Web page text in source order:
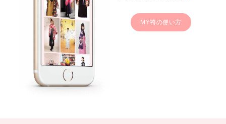
MY袴の使い方